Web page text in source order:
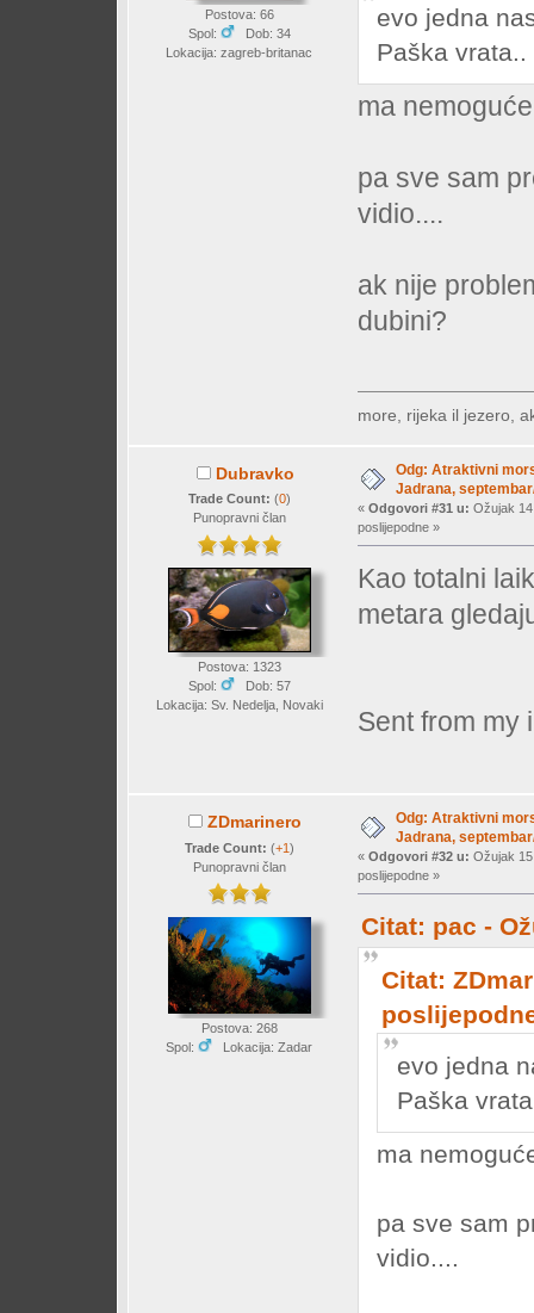
Postova: 66
Spol:
Dob: 34
Lokacija: zagreb-britanac
evo jedna
Paška vrata..
ma
pa sve sam
vidio....
ak nije
dubini?
more, rijeka il jezero,
Dubravko
Trade Count: (0)
Punopravni član
Postova: 1323
Spol:
Dob: 57
Lokacija: Sv. Nedelja, Novaki
Odg: Atraktivni
Jadrana,
« Odgovori #31 u: Ožujak
poslijepodne »
Kao totalni
metara
Sent from my
ZDmarinero
Trade Count: (+1)
Punopravni član
Postova: 268
Spol:
Lokacija: Zadar
Odg: Atraktivni
Jadrana,
« Odgovori #32 u: Ožujak
poslijepodne »
Citat: pac -
Citat:
evo jedna
Paška
ma
pa sve sam
vidio....